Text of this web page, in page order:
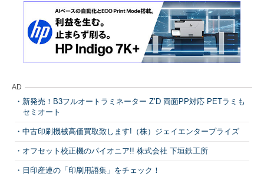
AD
新発売！B3フルオートラミネーター Z’D 両面PP対応 PETラミも
セミオート
中古印刷機械高価買取致します!（株）ジェイエンタープライズ
オフセット校正機のパイオニア!! 株式会社 下垣鉄工所
日印産連の「印刷用語集」をチェック！